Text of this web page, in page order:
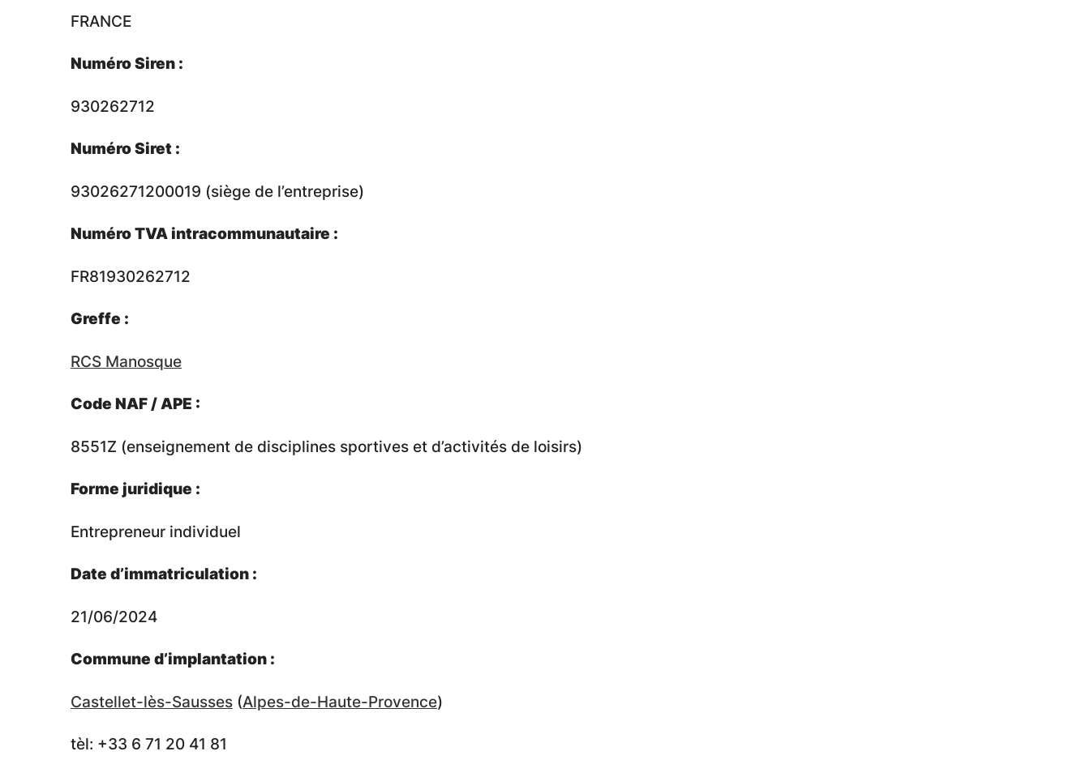
FRANCE
Numéro Siren :
930262712
Numéro Siret :
93026271200019 (siège de l’entreprise)
Numéro TVA intracommunautaire :
FR81930262712
Greffe :
RCS Manosque
Code NAF / APE :
8551Z (enseignement de disciplines sportives et d’activités de loisirs)
Forme juridique :
Entrepreneur individuel
Date d’immatriculation :
21/06/2024
Commune d’implantation :
Castellet-lès-Sausses (Alpes-de-Haute-Provence)
tèl: +33 6 71 20 41 81